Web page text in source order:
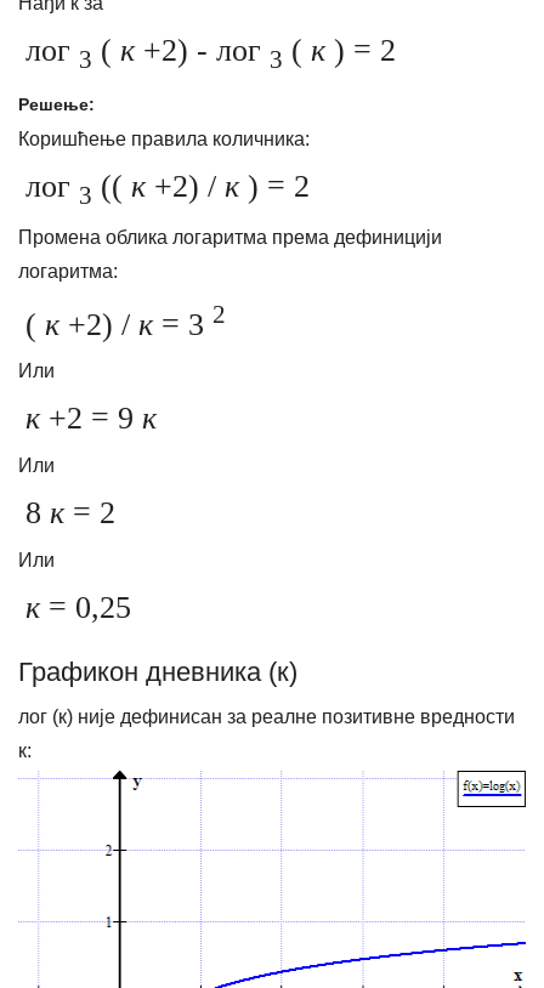
лог 3 ( к+2) - лог 3 ( к) = 2
Решење:
Коришћење правила количника:
лог 3 (( к+2) / к) = 2
Промена облика логаритма према дефиницији
логаритма:
( к+2) / к= 3 2
Или
к+2 = 9 к
Или
8 к= 2
Или
к= 0,25
Графикон дневника (к)
лог (к) није дефинисан за реалне позитивне вредности
к: